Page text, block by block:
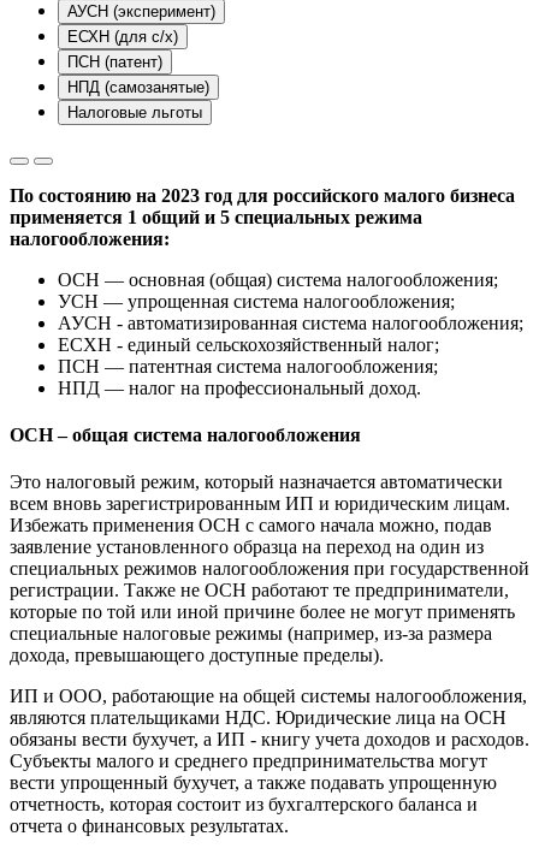
АУСН (эксперимент)
ЕСХН (для с/х)
ПСН (патент)
НПД (самозанятые)
Налоговые льготы
По состоянию на 2023 год для российского малого бизнеса
применяется 1 общий и 5 специальных режима
налогообложения:
ОСН — основная (общая) система налогообложения;
УСН — упрощенная система налогообложения;
АУСН - автоматизированная система налогообложения;
ЕСХН - единый сельскохозяйственный налог;
ПСН — патентная система налогообложения;
НПД — налог на профессиональный доход.
ОСН – общая система налогообложения
Это налоговый режим, который назначается автоматически
всем вновь зарегистрированным ИП и юридическим лицам.
Избежать применения ОСН с самого начала можно, подав
заявление установленного образца на переход на один из
специальных режимов налогообложения при государственной
регистрации. Также не ОСН работают те предприниматели,
которые по той или иной причине более не могут применять
специальные налоговые режимы (например, из-за размера
дохода, превышающего доступные пределы).
ИП и ООО, работающие на общей системы налогообложения,
являются плательщиками НДС. Юридические лица на ОСН
обязаны вести бухучет, а ИП - книгу учета доходов и расходов.
Субъекты малого и среднего предпринимательства могут
вести упрощенный бухучет, а также подавать упрощенную
отчетность, которая состоит из бухгалтерского баланса и
отчета о финансовых результатах.